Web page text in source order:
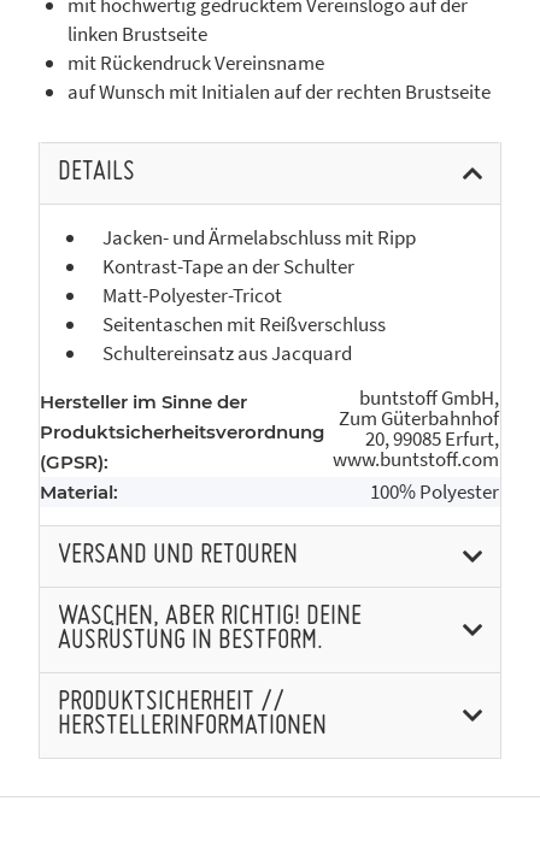
linken Brustseite
mit Rückendruck Vereinsname
auf Wunsch mit Initialen auf der rechten Brustseite
DETAILS
Jacken- und Ärmelabschluss mit Ripp
Kontrast-Tape an der Schulter
Matt-Polyester-Tricot
Seitentaschen mit Reißverschluss
Schultereinsatz aus Jacquard
Hersteller im Sinne der
Produktsicherheitsverordnung
(GPSR):
buntstoff GmbH,
Zum Güterbahnhof
20, 99085 Erfurt,
www.buntstoff.com
Material: 100% Polyester
VERSAND UND RETOUREN
WASCHEN, ABER RICHTIG! DEINE
AUSRÜSTUNG IN BESTFORM.
PRODUKTSICHERHEIT //
HERSTELLERINFORMATIONEN